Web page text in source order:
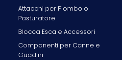
Attacchi per Piombo o
Pasturatore
Blocca Esca e Accessori
Componenti per Canne e
Guadini